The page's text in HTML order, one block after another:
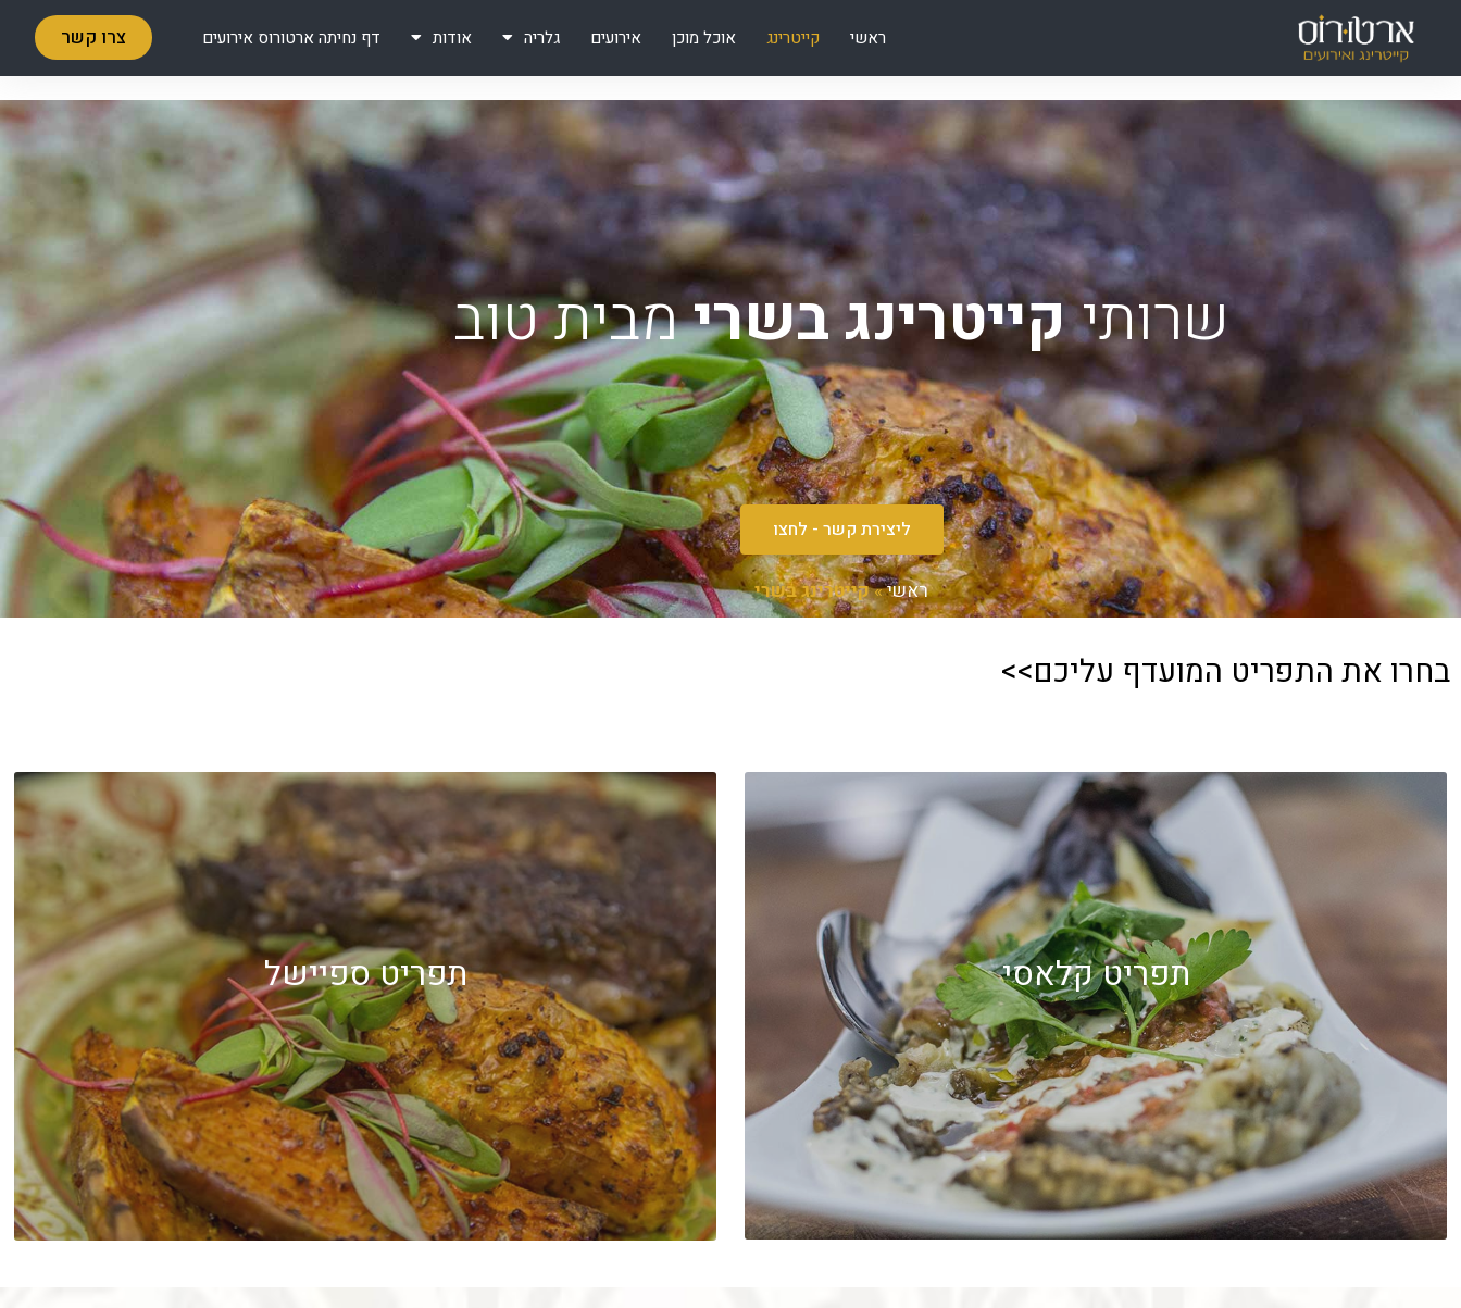
ראשי קייטרינג אוכל מוכן אירועים גלריה אודות דף נחיתה ארטורוס אירועים צרו קשר
שרותיקייטרינג בשרימבית טוב
ליצירת קשר - לחצו
ראשי»קייטרינג בשרי
בחרו את התפריט המועדף עליכם>>
תפריט קלאסי תפריט ספיישל